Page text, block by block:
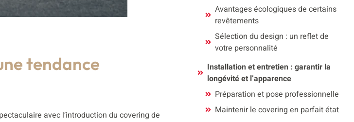
tendance
avec l’introduction du covering de
Avantages écologiques de certains
revêtements
Sélection du design : un reflet de
votre personnalité
Installation et entretien : garantir la
longévité et l’apparence
Préparation et pose professionnelle
Maintenir le covering en parfait état